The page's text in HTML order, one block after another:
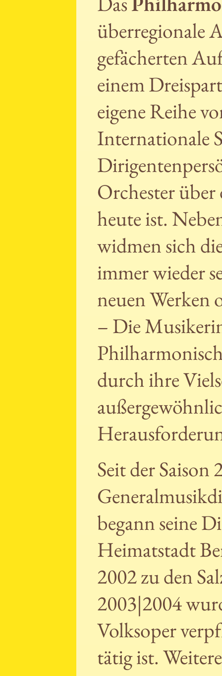
überregionale
gefächerten
einem
eigene Reihe
Internationale
Orchester über
heute ist.
widmen sich
immer wieder
neuen Werken
– Die
durch ihre
Seit der
begann seine
Heimatstadt
2002 zu den
2003|2004
Volksoper
tätig ist.